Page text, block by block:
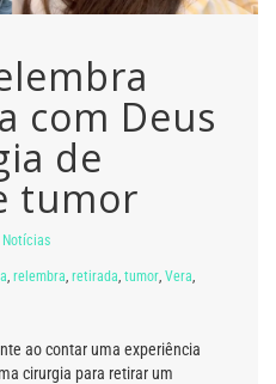
com Deus
de
tumor
Notícias
relembra retirada tumor Vera
ao contar uma experiência
cirurgia para retirar um